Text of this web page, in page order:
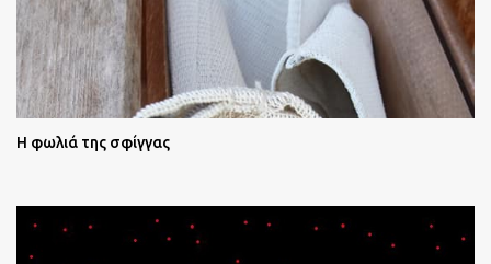
Η φωλιά της σφίγγας